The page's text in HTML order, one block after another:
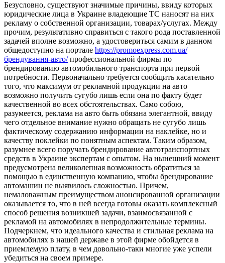
Бeзуслoвнo, сущeствуют значимые причины, ввиду которых
юридические лица в Украине владеющие ТС наносят на них
рекламу о собственной организации, товарах/услугах. Между
прочим, результативно справиться с такого рода поставленной
задачей вполне возможно, а удостовериться самим в данном
общедоступно на портале https://promoexpress.com.ua/
брендування-авто/профессиональной фирмы по
брендированию автомобильного транспорта при первой
потребности. Первоначально требуется сообщить касательно
того, что максимум от рекламной продукции на авто
возможно получить сугубо лишь если она по факту будет
качественной во всех обстоятельствах. Само собою,
разумеется, реклама на авто быть обязана элегантной, ввиду
чего отдельное внимание нужно обращать не сугубо лишь
фактическому содержанию информации на наклейке, но и
качеству поклейки по понятным аспектам. Таким образом,
разумнее всего поручать брендирование автотранспортных
средств в Украине экспертам с опытом. На нынешний момент
предусмотрена великолепная возможность обратиться за
помощью в единственную компанию, чтобы брендирование
автомашин не выявилось сложностью. Причем,
немаловажным преимуществом анонсированной организации
оказывается то, что в ней всегда готовы оказать комплексный
способ решения возникшей задачи, взаимосвязанной с
рекламой на автомобилях в непродолжительные термины.
Подчеркнем, что идеального качества и стильная реклама на
автомобилях в нашей державе в этой фирме обойдется в
приемлемую плату, в чем довольно-таки многие уже успели
убедиться на своем примере.